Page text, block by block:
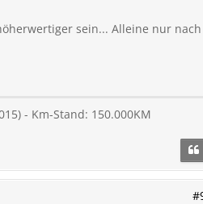
sein... Alleine nur nach
- Km-Stand: 150.000KM